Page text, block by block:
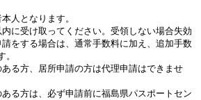
人となります。
に受け取ってください。受領しない場合失効
をする場合は、通常手数料に加え、追加手数
る方、居所申請の方は代理申請はできませ
る方は、必ず申請前に福島県パスポートセン